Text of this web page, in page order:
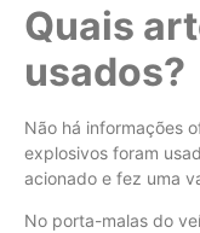
Quais
usados?
Não há informações
explosivos foram
acionado e fez uma
No porta-malas do